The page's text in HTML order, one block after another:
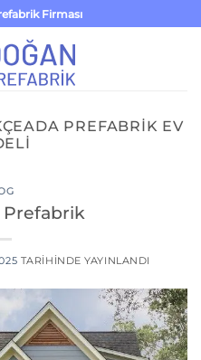
Firması
PREFABRIK EV
Prefabrik
TARIHINDE YAYINLANDI